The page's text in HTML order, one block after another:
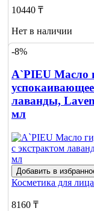
10440 ₸
Нет в наличии
Сообщить
-8%
A`PIEU Масло
лаванды,
мл
Добавить в
Косметика для лица
8160 ₸